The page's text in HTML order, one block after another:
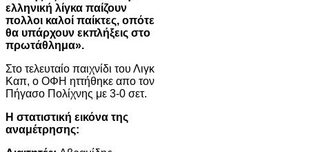
ελληνική λίγκα παίζουν
πολλοι καλοί παίκτες, οπότε
θα υπάρχουν εκπλήξεις στο
πρωτάθλημα».
Στο τελευταίο παιχνίδι του Λιγκ
Καπ, ο ΟΦΗ ηττήθηκε απο τον
Πήγασο Πολίχνης με 3-0 σετ.
Η στατιστική εικόνα της
αναμέτρησης: